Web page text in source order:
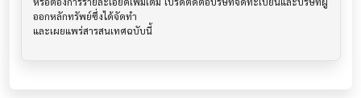
ออกหลักทรัพย์ซึ่งได้จัดทำ
และเผยแพร่สารสนเทศฉบับนี้